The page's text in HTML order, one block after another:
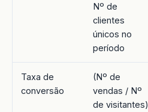
Nº de
clientes
únicos no
período
Taxa de
conversão
(Nº de
vendas / Nº
de visitantes)